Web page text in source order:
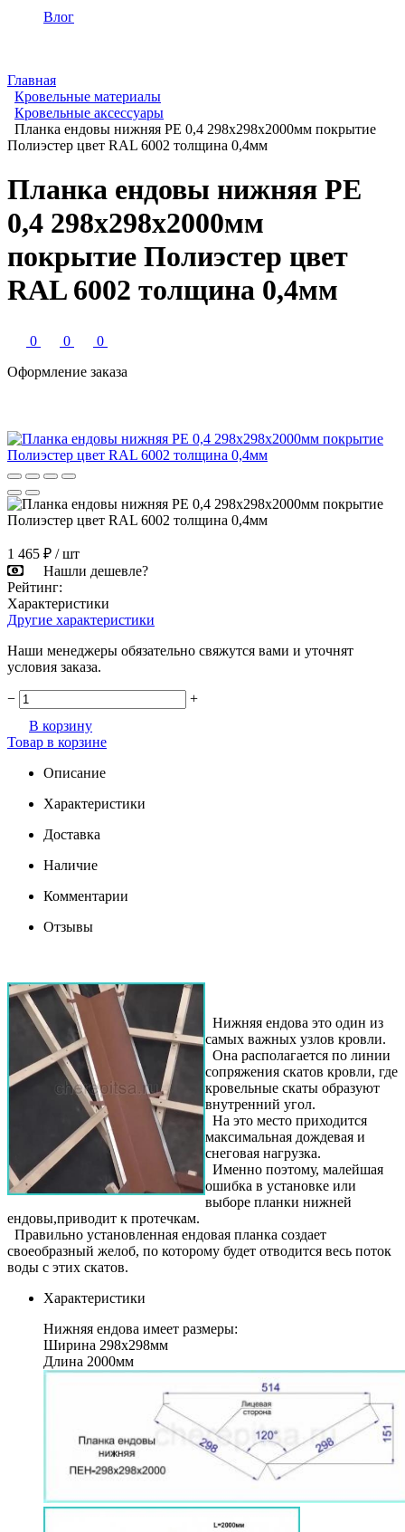
Влог
Главная
Кровельные материалы
Кровельные аксессуары
Планка ендовы нижняя PE 0,4 298x298x2000мм покрытие
Полиэстер цвет RAL 6002 толщина 0,4мм
Планка ендовы нижняя PE
0,4 298x298x2000мм
покрытие Полиэстер цвет
RAL 6002 толщина 0,4мм
0 0
0
Оформление заказа
1 465 ₽ / шт
Нашли дешевле?
Рейтинг:
Характеристики
Другие характеристики
Наши менеджеры обязательно свяжутся вами и уточнят
условия заказа.
−
+
В корзину
Товар в корзине
Описание
Характеристики
Доставка
Наличие
Комментарии
Отзывы
Нижняя ендова это один из
самых важных узлов кровли.
Она располагается по линии
сопряжения скатов кровли, где
кровельные скаты образуют
внутренний угол.
На это место приходится
максимальная дождевая и
снеговая нагрузка.
Именно поэтому, малейшая
ошибка в установке или
выборе планки нижней
ендовы,приводит к протечкам.
Правильно установленная ендовая планка создает
своеобразный желоб, по которому будет отводится весь поток
воды с этих скатов.
Характеристики
Нижняя ендова имеет размеры:
Ширина 298х298мм
Длина 2000мм